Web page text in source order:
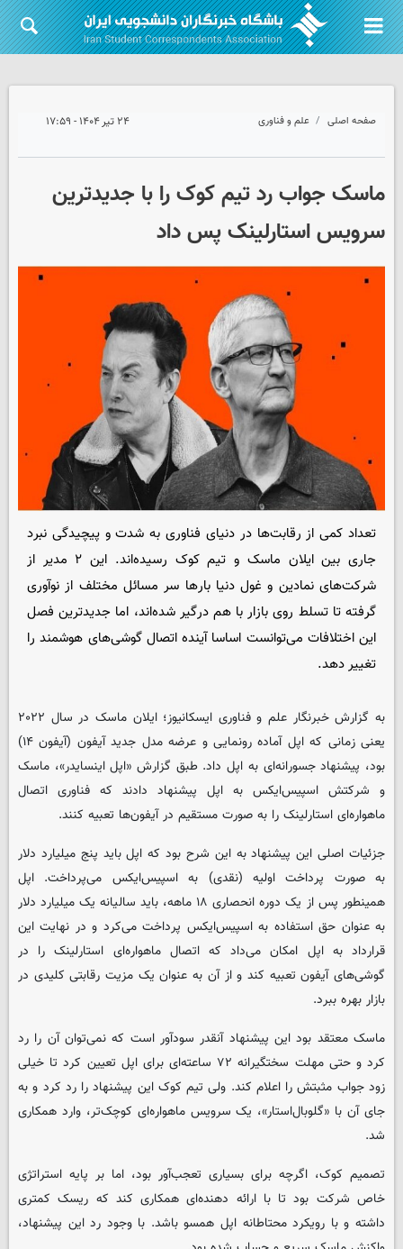
صفحه اصلی علم و فناوری ۲۴ تیر ۱۴۰۴ - ۱۷:۵۹
ماسک جواب رد تیم کوک را با جدیدترین
سرویس استارلینک پس داد
تعداد کمی از رقابت‌ها در دنیای فناوری به شدت و پیچیدگی نبرد
جاری بین ایلان ماسک و تیم کوک رسیده‌اند. این ۲ مدیر از
شرکت‌های نمادین و غول دنیا بارها سر مسائل مختلف از نوآوری
گرفته تا تسلط روی بازار با هم درگیر شده‌اند، اما جدیدترین فصل
این اختلافات می‌توانست اساسا آینده اتصال گوشی‌های هوشمند را
تغییر دهد.
به گزارش خبرنگار علم و فناوری ایسکانیوز
؛ ایلان ماسک در سال ۲۰۲۲
یعنی زمانی که اپل آماده رونمایی و عرضه مدل جدید آیفون (آیفون ۱۴)
بود، پیشنهاد جسورانه‌ای به اپل داد. طبق گزارش «اپل اینسایدر»، ماسک
و شرکتش اسپیس‌ایکس به اپل پیشنهاد دادند که فناوری اتصال
ماهواره‌ای استارلینک را به صورت مستقیم در آیفون‌ها تعبیه کنند.
جزئیات اصلی این پیشنهاد به این شرح بود که اپل باید پنج میلیارد دلار
به صورت پرداخت اولیه (نقدی) به اسپیس‌ایکس می‌پرداخت. اپل
همینطور پس از یک دوره انحصاری ۱۸ ماهه، باید سالیانه یک میلیارد دلار
به عنوان حق استفاده به اسپیس‌ایکس پرداخت می‌کرد و در نهایت این
قرارداد به اپل امکان می‌داد که اتصال ماهواره‌ای استارلینک را در
گوشی‌های آیفون تعبیه کند و از آن به عنوان یک مزیت رقابتی کلیدی در
بازار بهره ببرد.
ماسک معتقد بود این پیشنهاد آنقدر سودآور است که نمی‌توان آن را رد
کرد و حتی مهلت سختگیرانه ۷۲ ساعته‌ای برای اپل تعیین کرد تا خیلی
زود جواب مثبتش را اعلام کند. ولی تیم کوک این پیشنهاد را رد کرد و به
جای آن با «گلوبال‌استار»، یک سرویس ماهواره‌ای کوچک‌تر، وارد همکاری
شد.
تصمیم کوک، اگرچه برای بسیاری تعجب‌آور بود، اما بر پایه استراتژی
خاص شرکت بود تا با ارائه ‌دهنده‌ای همکاری کند که ریسک کمتری
داشته و با رویکرد محتاطانه اپل همسو باشد. با وجود رد این پیشنهاد،